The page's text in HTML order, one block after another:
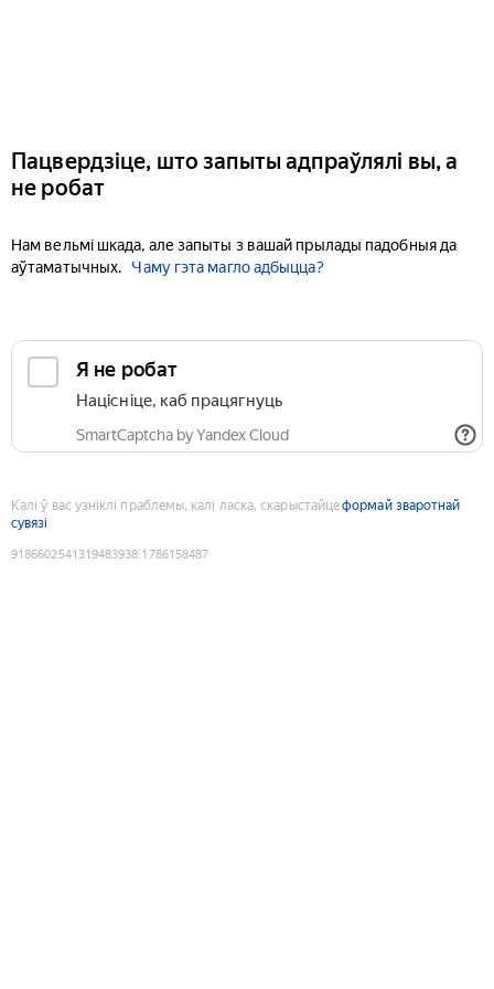
Пацвердзіце, што запыты адпраўлялі вы, а
не робат
Нам вельмі шкада, але запыты з вашай прылады падобныя да
аўтаматычных.
Чаму гэта магло адбыцца?
Я не робат
Націсніце, каб працягнуць
SmartCaptcha by Yandex Cloud
Калі ў вас узніклі праблемы, калі ласка, скарыстайцеформай зваротнай
сувязі
9186602541319483938:1786158487